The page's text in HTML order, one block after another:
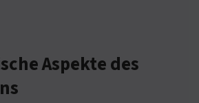
Aspekte des